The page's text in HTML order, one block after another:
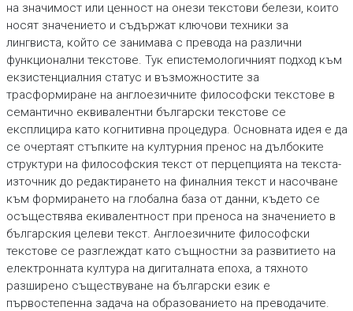
на значимост или ценност на онези текстови белези, които
носят значението и съдържат ключови техники за
лингвиста, който се занимава с превода на различни
функционални текстове. Тук епистемологичният подход към
екзистенциалния статус и възможностите за
трасформиране на англоезичните философски текстове в
семантично еквивалентни български текстове се
експлицира като когнитивна процедура. Основната идея е да
се очертаят стъпките на културния пренос на дълбоките
структури на философския текст от перцепцията на текста-
източник до редактирането на финалния текст и насочване
към формирането на глобална база от данни, където се
осъществява екивалентност при преноса на значението в
българския целеви текст. Англоезичните философски
текстове се разглеждат като същностни за развитието на
електронната култура на дигиталната епоха, а тяхното
разширено съществуване на български език е
първостепенна задача на образованието на преводачите.